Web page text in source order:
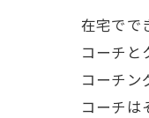
在宅でで
コーチと
コーチン
コーチは